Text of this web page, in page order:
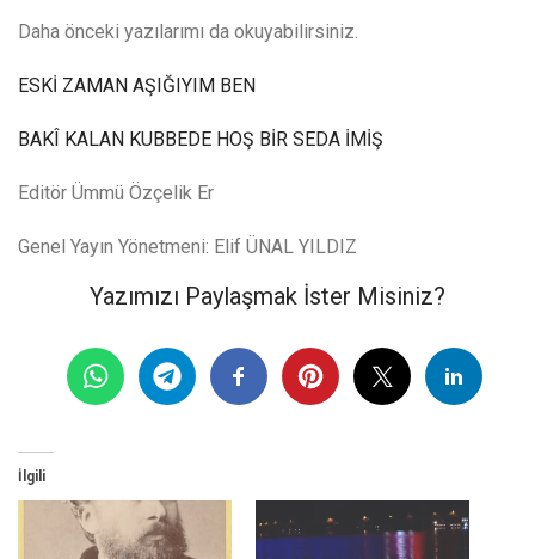
Daha önceki yazılarımı da okuyabilirsiniz.
ESKİ ZAMAN AŞIĞIYIM BEN
BAKÎ KALAN KUBBEDE HOŞ BİR SEDA İMİŞ
Editör Ümmü Özçelik Er
Genel Yayın Yönetmeni: Elif ÜNAL YILDIZ
Yazımızı Paylaşmak İster Misiniz?
İlgili